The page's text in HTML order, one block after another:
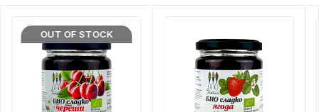
OUT OF STOCK